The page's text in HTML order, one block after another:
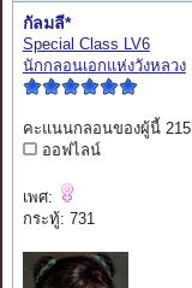
กัลมลี*
Special Class LV6
นักกลอนเอกแห่งวังหลวง
คะแนนกลอนของผู้นี้ 215
ออฟไลน์
เพศ:
กระทู้: 731